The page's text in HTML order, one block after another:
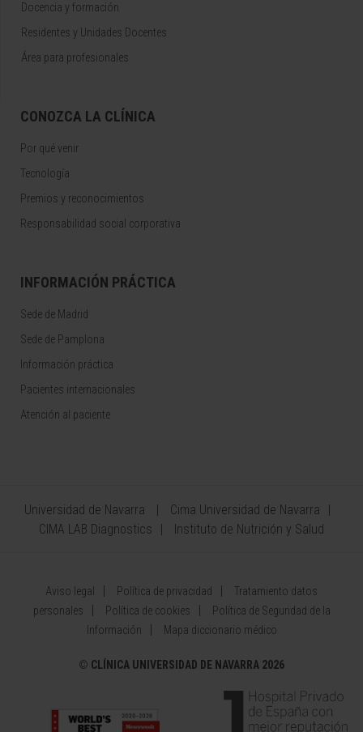
Docencia y formación
Residentes y Unidades Docentes
Área para profesionales
CONOZCA LA CLÍNICA
Por qué venir
Tecnología
Premios y reconocimientos
Responsabilidad social corporativa
INFORMACIÓN PRÁCTICA
Sede de Madrid
Sede de Pamplona
Información práctica
Pacientes internacionales
Atención al paciente
Universidad de Navarra
Cima Universidad de Navarra
CIMA LAB Diagnostics
Instituto de Nutrición y Salud
Aviso legal Política de privacidad
Tratamiento datos
personales
Política de cookies
Política de Seguridad de la
Información
Mapa diccionario médico
© CLÍNICA UNIVERSIDAD DE NAVARRA 2026